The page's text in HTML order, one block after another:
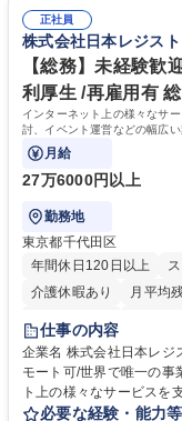
ルプロデュースしている
す。 募集職種 東京都中央区【営業事務・貿易事務】食品商社/残業少なめ/
リモート等相談可
の強み】1991年の設立以
ズに沿った冷凍水産物等
自社工場と海外拠点の強
みです。 学歴・資
正社員
株式会社日本レジス
【総務】未経験歓
利厚生 /再雇用有
インターネット上の様々なサ
討、イベント運営などの幅広
ている部署です。
月給
27万6000円以上
勤務地
東京都千代田区
年間休日120日以上
介護休暇あり
月平均
住宅手当あり
完全週休2日制
交通費
仕事の内容
企業名 株式会社日本レジストリサービス 求人
モート可/世界で唯一の事業/福利厚生
ト上の様々なサービスを
討、イベント運営などの
必要な経験・能力等